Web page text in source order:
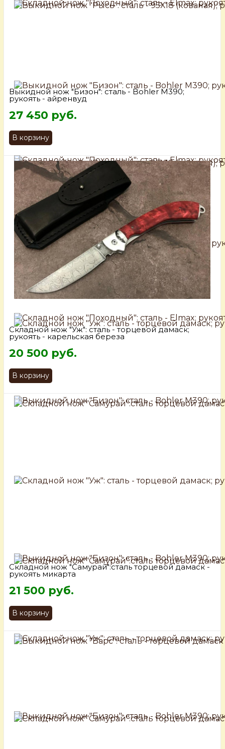
Выкидной нож "Бизон": сталь - Bohler М390;
рукоять - айренвуд
27 450 руб.
В корзину
Складной нож "Уж": сталь - торцевой дамаск;
рукоять - карельская береза
20 500 руб.
В корзину
Складной нож "Самурай":сталь торцевой дамаск -
рукоять микарта
21 500 руб.
В корзину